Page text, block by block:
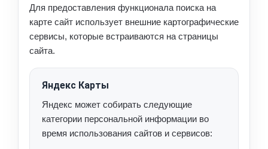
Для предоставления функционала поиска на
карте сайт использует внешние картографические
сервисы, которые встраиваются на страницы
сайта.
Яндекс Карты
Яндекс может собирать следующие
категории персональной информации во
время использования сайтов и сервисов: